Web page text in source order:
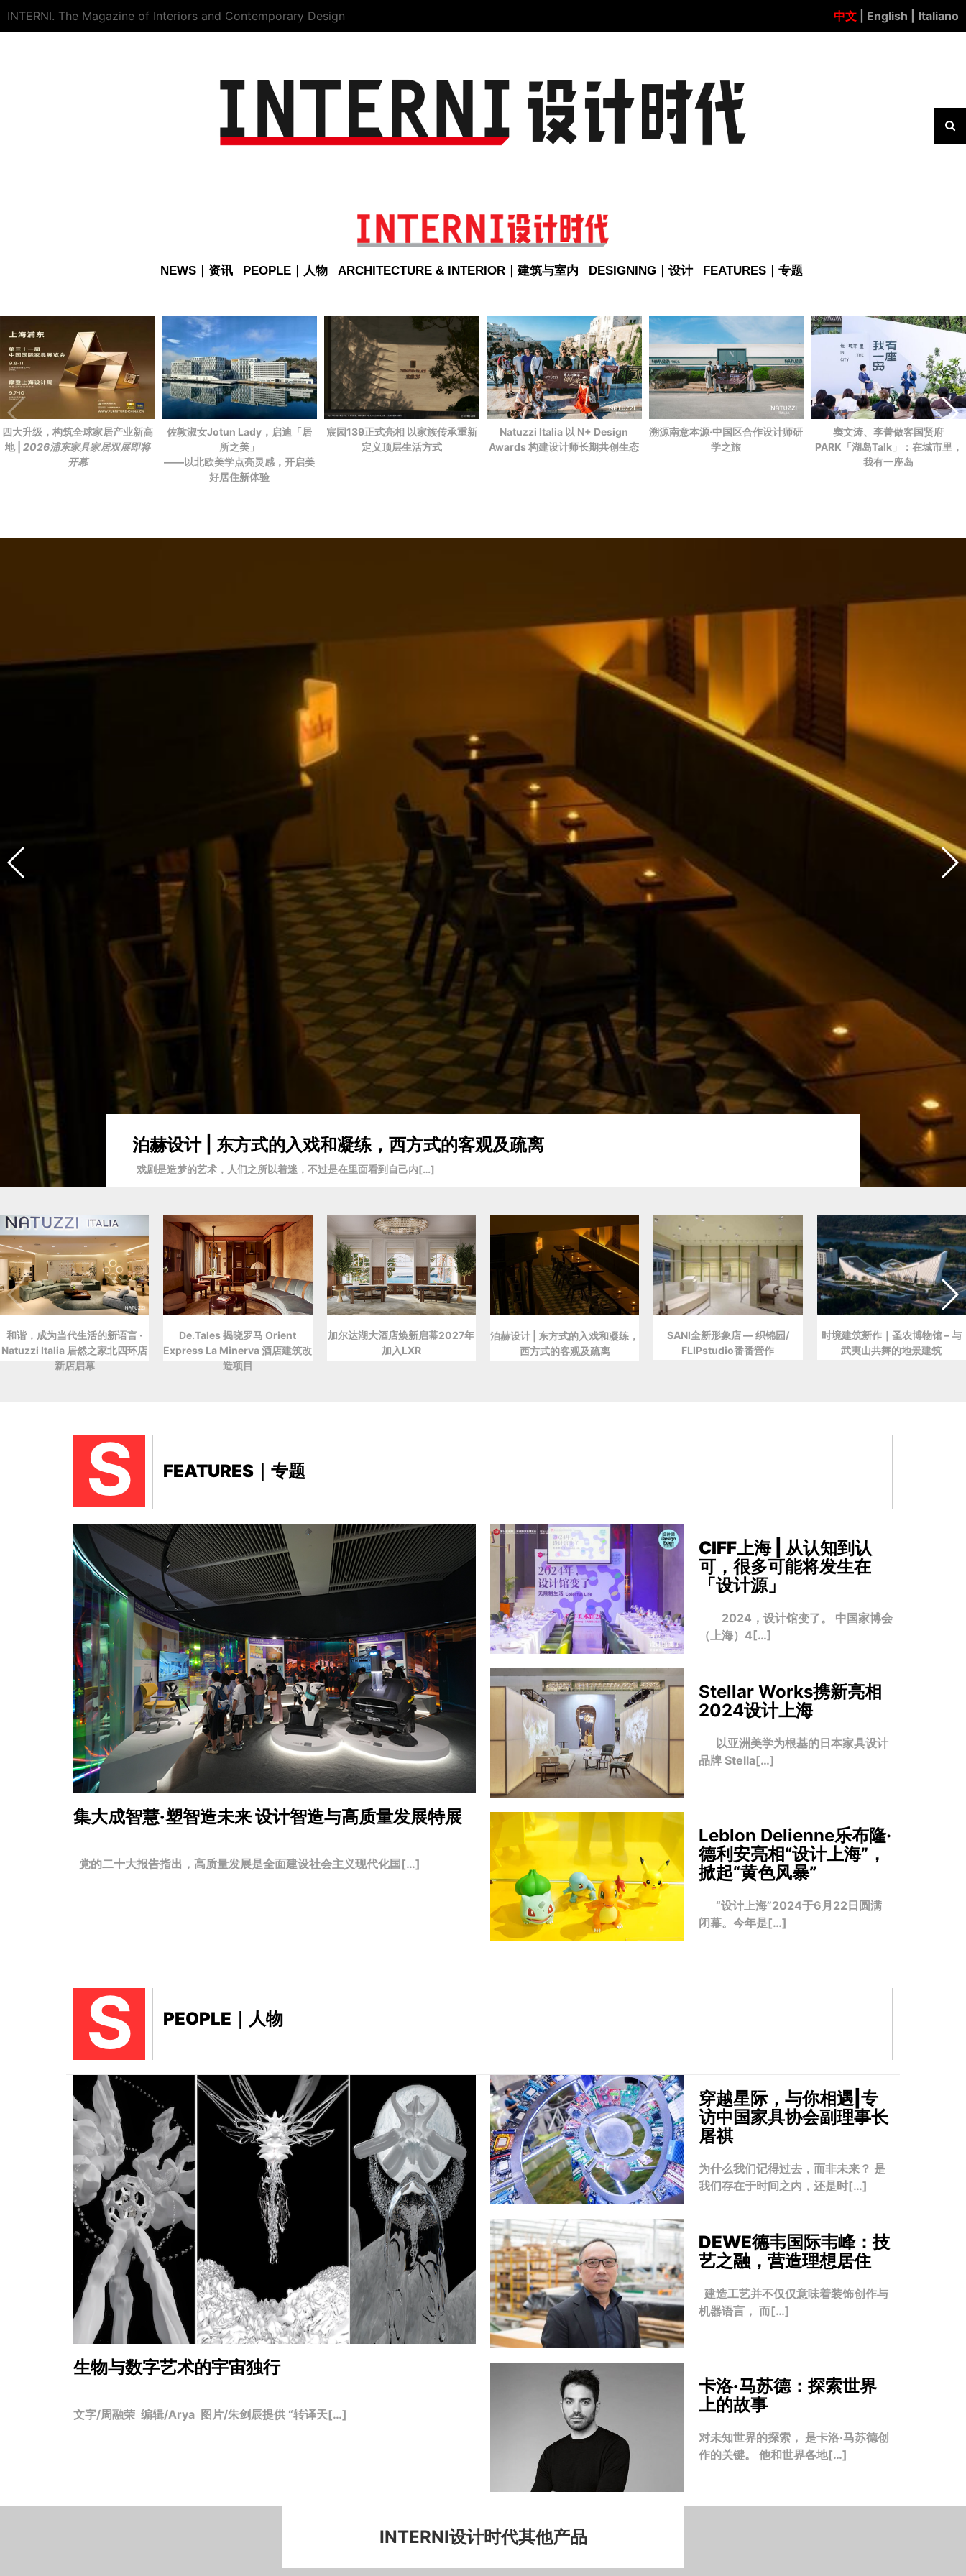
INTERNI. The Magazine of Interiors and Contemporary Design 中文 | English | Italiano
NEWS｜资讯 PEOPLE｜人物 ARCHITECTURE & INTERIOR｜建筑与室内 DESIGNING｜设计 FEATURES｜专题
四大升级，构筑全球家居产业新高
地 | 2026浦东家具家居双展即将
开幕
佐敦淑女Jotun Lady，启迪「居
所之美」
——以北欧美学点亮灵感，开启美
好居住新体验
宸园139正式亮相 以家族传承重新
定义顶层生活方式
Natuzzi Italia 以 N+ Design
Awards 构建设计师长期共创生态
溯源南意本源·中国区合作设计师研
学之旅
窦文涛、李菁做客国贤府
PARK 「湖岛Talk」：在城市里，
我有一座岛
泊赫设计 | 东方式的入戏和凝练，西方式的客观及疏离
戏剧是造梦的艺术，人们之所以着迷，不过是在里面看到自己内[…]
和谐，成为当代生活的新语言 ·
Natuzzi Italia 居然之家北四环店
新店启幕
De.Tales 揭晓罗马 Orient
Express La Minerva 酒店建筑改
造项目
加尔达湖大酒店焕新启幕2027年
加入LXR
泊赫设计 | 东方式的入戏和凝练，
西方式的客观及疏离
SANI全新形象店 — 织锦园/
FLIPstudio番番營作
时境建筑新作｜圣农博物馆 – 与
武夷山共舞的地景建筑
S FEATURES｜专题
集大成智慧·塑智造未来设计智造与高质量发展特展
党的二十大报告指出，高质量发展是全面建设社会主义现代化国[…]
CIFF上海 | 从认知到认
可，很多可能将发生在
「设计源」
2024，设计馆变了。 中国家博会
（上海）4[…]
Stellar Works携新亮相
2024设计上海
以亚洲美学为根基的日本家具设计
品牌 Stella[…]
Leblon Delienne乐布隆·
德利安亮相“设计上海”，
掀起“黄色风暴”
“设计上海”2024于6月22日圆满
闭幕。今年是[…]
S PEOPLE｜人物
生物与数字艺术的宇宙独行
文字/周融荣 编辑/Arya 图片/朱剑辰提供 “转译天[…]
穿越星际，与你相遇|专
访中国家具协会副理事长
屠祺
为什么我们记得过去，而非未来？ 是
我们存在于时间之内，还是时[…]
DEWE德韦国际韦峰：技
艺之融，营造理想居住
建造工艺并不仅仅意味着装饰创作与
机器语言， 而[…]
卡洛·马苏德：探索世界
上的故事
对未知世界的探索， 是卡洛·马苏德创
作的关键。 他和世界各地[…]
INTERNI设计时代其他产品